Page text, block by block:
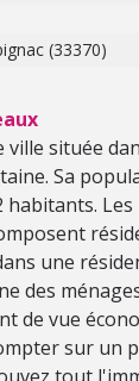
(33370)
ville située
Sa
habitants. Les
une
des
de vue
sur un